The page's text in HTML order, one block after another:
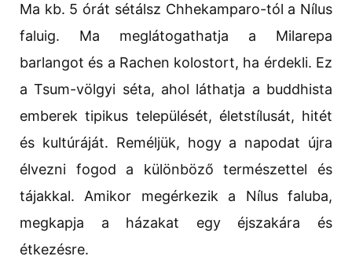
Ma kb. 5 órát sétálsz Chhekamparo-tól a Nílus
faluig. Ma meglátogathatja a Milarepa
barlangot és a Rachen kolostort, ha érdekli. Ez
a Tsum-völgyi séta, ahol láthatja a buddhista
emberek tipikus települését, életstílusát, hitét
és kultúráját. Reméljük, hogy a napodat újra
élvezni fogod a különböző természettel és
tájakkal. Amikor megérkezik a Nílus faluba,
megkapja a házakat egy éjszakára és
étkezésre.